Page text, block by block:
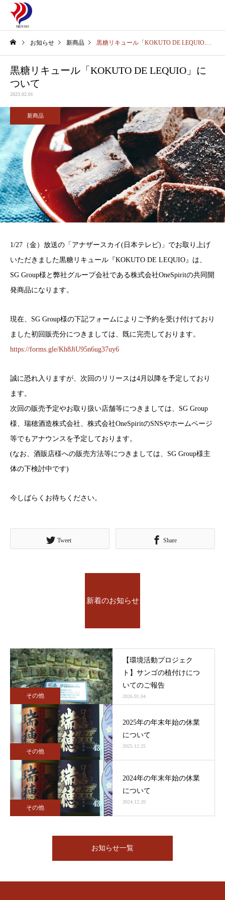
お知らせ 新商品 黒糖リキュール「KOKUTO DE LEQUIO」について
黒糖リキュール「KOKUTO DE LEQUIO」に
ついて
2023.02.01
新商品
1/27（金）放送の「アナザースカイ(日本テレビ)」でお取り上げ
いただきました黒糖リキュール『KOKUTO DE LEQUIO』は、
SG Group様と弊社グループ会社である株式会社OneSpiritの共同開
発商品になります。
現在、SG Group様の下記フォームによりご予約を受け付けており
ました初回販売分につきましては、既に完売しております。
https://forms.gle/Kh8JiU95n6ug37uy6
誠に恐れ入りますが、次回のリリースは4月以降を予定しており
ます。
次回の販売予定やお取り扱い店舗等につきましては、SG Group
様、瑞穂酒造株式会社、株式会社OneSpiritのSNSやホームページ
等でもアナウンスを予定しております。
(なお、酒販店様への販売方法等につきましては、SG Group様主
体の下検討中です)
今しばらくお待ちください。
Tweet Share
新着のお知らせ
その他
【環境活動プロジェク
ト】サンゴの植付けにつ
いてのご報告
2026.01.04
その他
2025年の年末年始の休業
について
2025.12.25
その他
2024年の年末年始の休業
について
2024.12.20
お知らせ一覧